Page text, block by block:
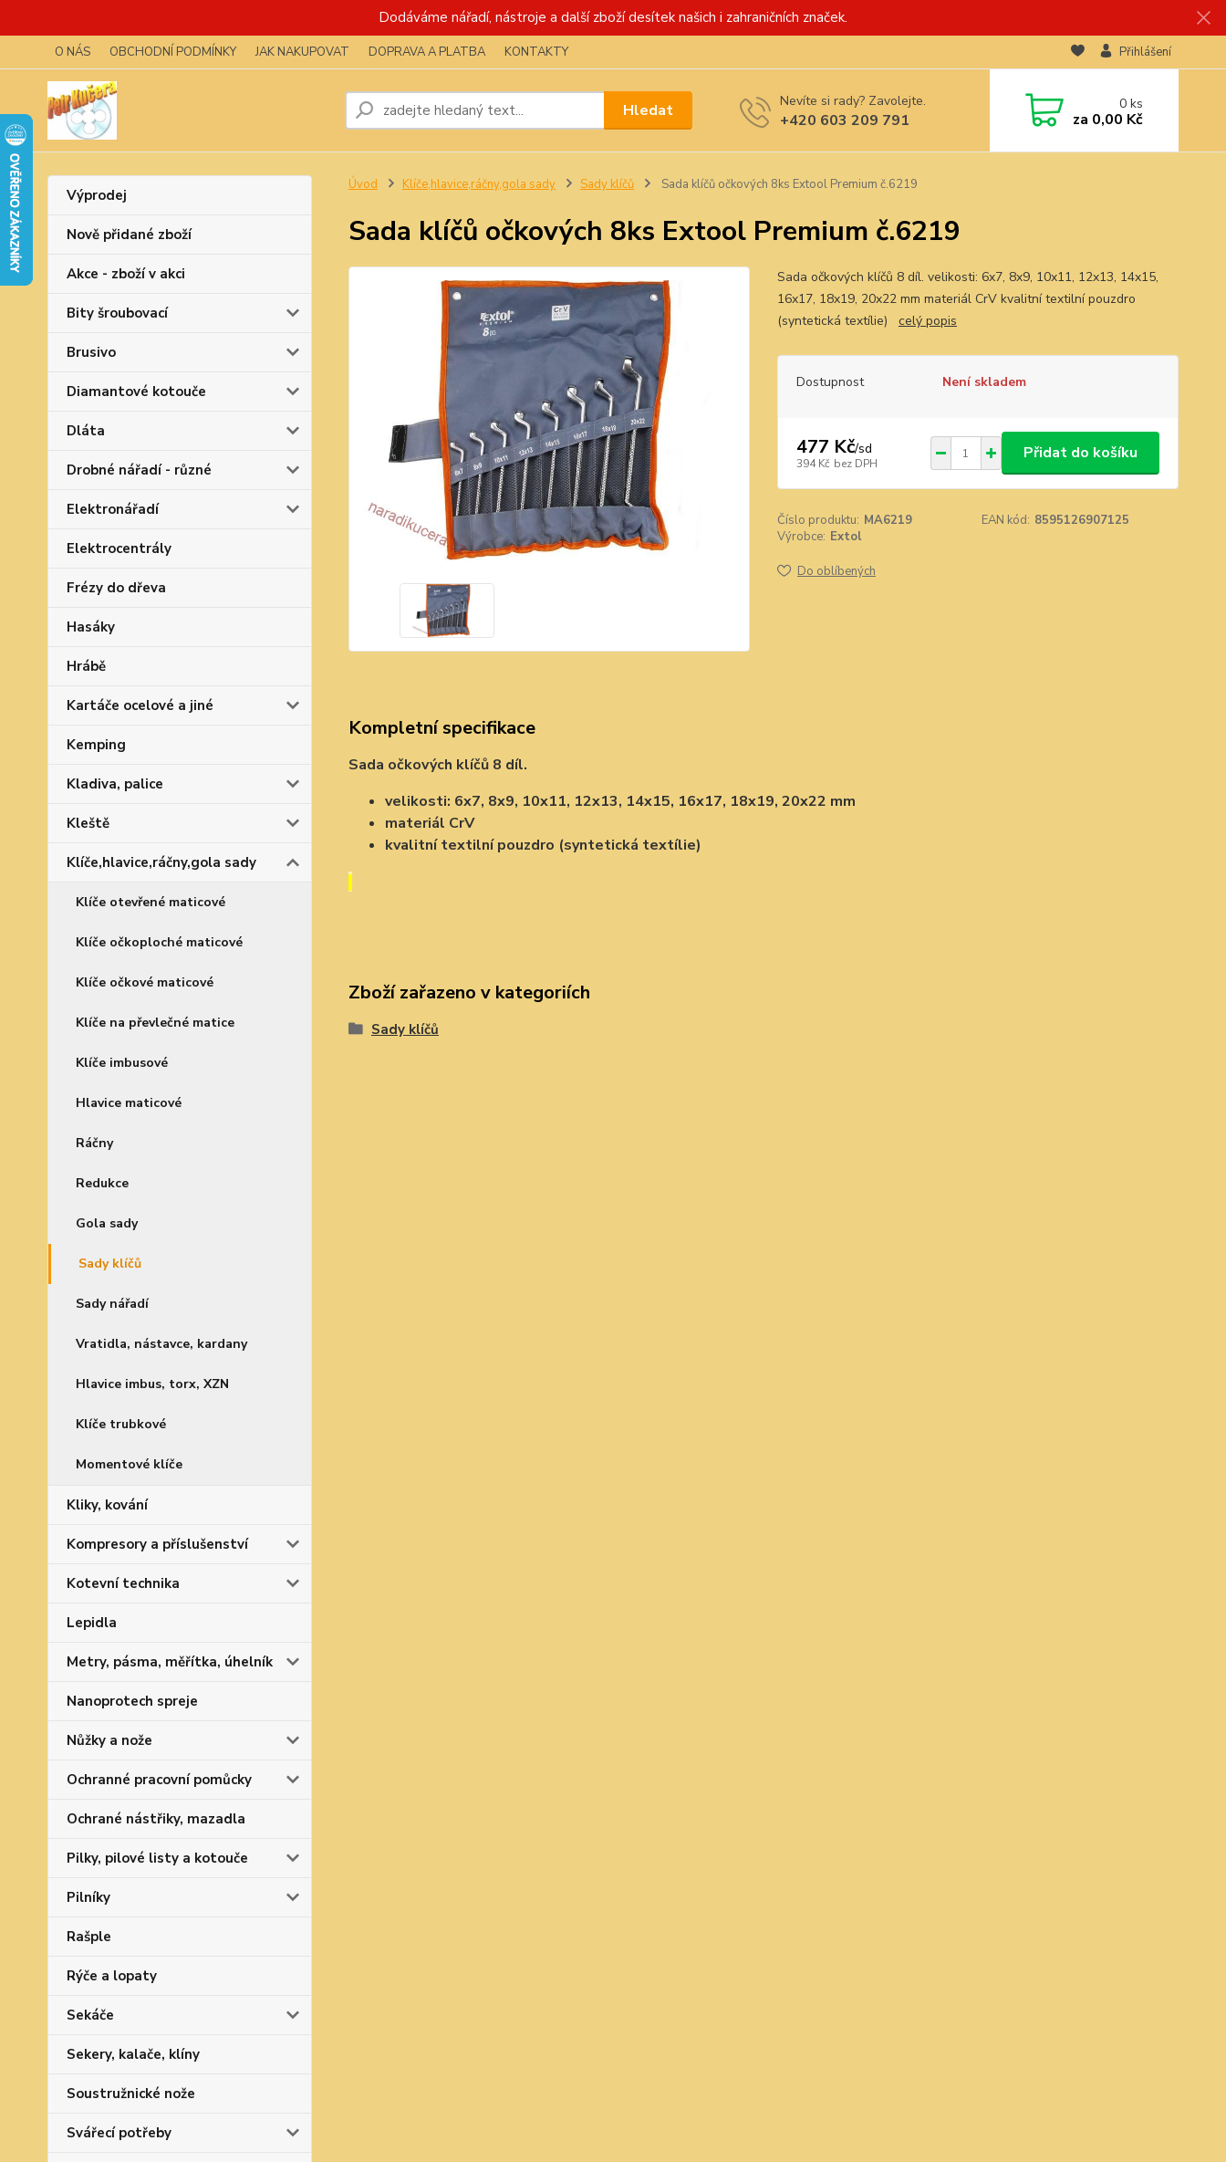
Dodáváme nářadí, nástroje a další zboží desítek našich i zahraničních značek.
O NÁS OBCHODNÍ PODMÍNKY JAK NAKUPOVAT DOPRAVA A PLATBA KONTAKTY Přihlášení
Hledat Nevíte si rady? Zavolejte.
+420 603 209 791
0ks
za 0,00 Kč
Výprodej
Nově přidané zboží
Akce - zboží v akci
Bity šroubovací
Brusivo
Diamantové kotouče
Dláta
Drobné nářadí - různé
Elektronářadí
Elektrocentrály
Frézy do dřeva
Hasáky
Hrábě
Kartáče ocelové a jiné
Kemping
Kladiva, palice
Kleště
Klíče,hlavice,ráčny,gola sady
Klíče otevřené maticové
Klíče očkoploché maticové
Klíče očkové maticové
Klíče na převlečné matice
Klíče imbusové
Hlavice maticové
Ráčny
Redukce
Gola sady
Sady klíčů
Sady nářadí
Vratidla, nástavce, kardany
Hlavice imbus, torx, XZN
Klíče trubkové
Momentové klíče
Kliky, kování
Kompresory a příslušenství
Kotevní technika
Lepidla
Metry, pásma, měřítka, úhelník
Nanoprotech spreje
Nůžky a nože
Ochranné pracovní pomůcky
Ochrané nástřiky, mazadla
Pilky, pilové listy a kotouče
Pilníky
Rašple
Rýče a lopaty
Sekáče
Sekery, kalače, klíny
Soustružnické nože
Svářecí potřeby
Úvod Klíče,hlavice,ráčny,gola sady Sady klíčů Sada klíčů očkových 8ks Extool Premium č.6219
Sada klíčů očkových 8ks Extool Premium č.6219
Sada očkových klíčů 8 díl. velikosti: 6x7, 8x9, 10x11, 12x13, 14x15,
16x17, 18x19, 20x22 mm materiál CrV kvalitní textilní pouzdro
(syntetická textílie) celý popis
Dostupnost Není skladem
477 Kč/sd
394 Kč bez DPH
Přidat do košíku
Číslo produktu: MA6219 EAN kód: 8595126907125
Výrobce: Extol
Do oblíbených
Kompletní specifikace
Sada očkových klíčů 8 díl.
velikosti: 6x7, 8x9, 10x11, 12x13, 14x15, 16x17, 18x19, 20x22 mm
materiál CrV
kvalitní textilní pouzdro (syntetická textílie)
Zboží zařazeno v kategoriích
Sady klíčů